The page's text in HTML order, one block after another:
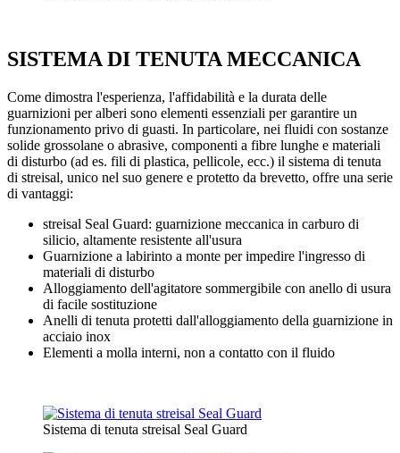
SISTEMA DI TENUTA MECCANICA
Come dimostra l'esperienza, l'affidabilità e la durata delle
guarnizioni per alberi sono elementi essenziali per garantire un
funzionamento privo di guasti. In particolare, nei fluidi con sostanze
solide grossolane o abrasive, componenti a fibre lunghe e materiali
di disturbo (ad es. fili di plastica, pellicole, ecc.) il sistema di tenuta
di streisal, unico nel suo genere e protetto da brevetto, offre una serie
di vantaggi:
streisal Seal Guard: guarnizione meccanica in carburo di
silicio, altamente resistente all'usura
Guarnizione a labirinto a monte per impedire l'ingresso di
materiali di disturbo
Alloggiamento dell'agitatore sommergibile con anello di usura
di facile sostituzione
Anelli di tenuta protetti dall'alloggiamento della guarnizione in
acciaio inox
Elementi a molla interni, non a contatto con il fluido
Sistema di tenuta streisal Seal Guard